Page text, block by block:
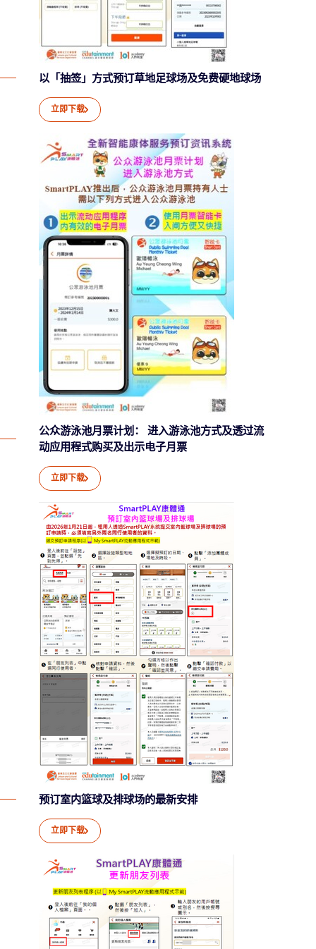
以「抽签」方式预订草地足球场及免费硬地球场
立即下载
公众游泳池月票计划： 进入游泳池方式及透过流
动应用程式购买及出示电子月票
立即下载
预订室内篮球及排球场的最新安排
立即下载